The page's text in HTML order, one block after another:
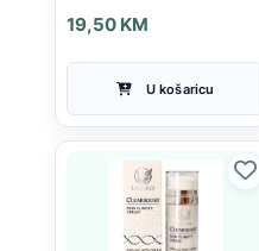
19,50 KM
U košaricu